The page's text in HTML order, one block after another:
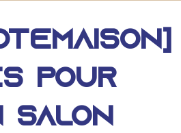
pour
salon